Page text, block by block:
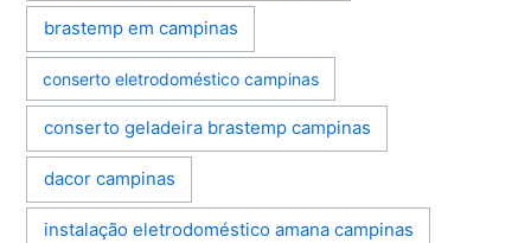
brastemp em campinas
conserto eletrodoméstico campinas
conserto geladeira brastemp campinas
dacor campinas
instalação eletrodoméstico amana campinas